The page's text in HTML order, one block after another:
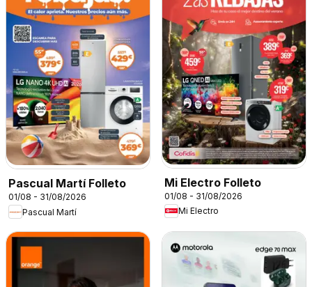
Pascual Martí Folleto
01/08 - 31/08/2026
Pascual Martí
Mi Electro Folleto
01/08 - 31/08/2026
Mi Electro